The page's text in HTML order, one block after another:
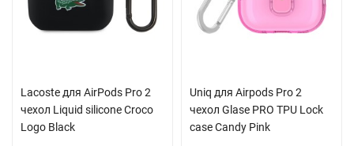
Lacoste для AirPods Pro 2
чехол Liquid silicone Croco
Logo Black
Uniq для Airpods Pro 2
чехол Glase PRO TPU Lock
case Candy Pink